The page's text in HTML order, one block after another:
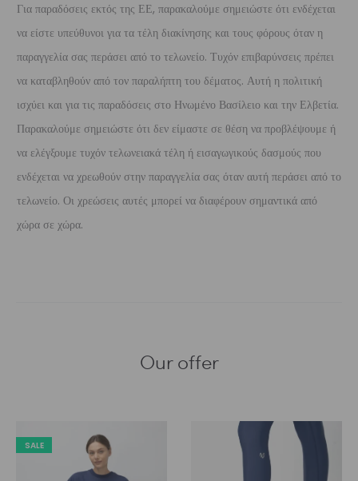
Για παραδόσεις εκτός της ΕΕ, παρακαλούμε σημειώστε ότι ενδέχεται
να είστε υπεύθυνοι για τα τέλη διακίνησης και τους φόρους όταν η
παραγγελία σας περάσει από το τελωνείο. Τυχόν επιβαρύνσεις πρέπει
να καταβληθούν από τον παραλήπτη του δέματος. Αυτή η πολιτική
ισχύει και για τις παραδόσεις στο Ηνωμένο Βασίλειο και την Ελβετία.
Παρακαλούμε σημειώστε ότι δεν είμαστε σε θέση να προβλέψουμε ή
να ελέγξουμε τυχόν τελωνειακά τέλη ή εισαγωγικούς δασμούς που
ενδέχεται να χρεωθούν στην παραγγελία σας όταν αυτή περάσει από το
τελωνείο. Οι χρεώσεις αυτές μπορεί να διαφέρουν σημαντικά από
χώρα σε χώρα.
Our offer
SALE